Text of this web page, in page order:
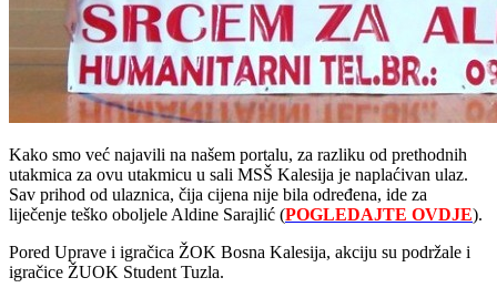
Kako smo već najavili na našem portalu, za razliku od prethodnih
utakmica za ovu utakmicu u sali MSŠ Kalesija je naplaćivan ulaz.
Sav prihod od ulaznica, čija cijena nije bila određena, ide za
liječenje teško oboljele Aldine Sarajlić (POGLEDAJTE OVDJE).
Pored Uprave i igračica ŽOK Bosna Kalesija, akciju su podržale i
igračice ŽUOK Student Tuzla.